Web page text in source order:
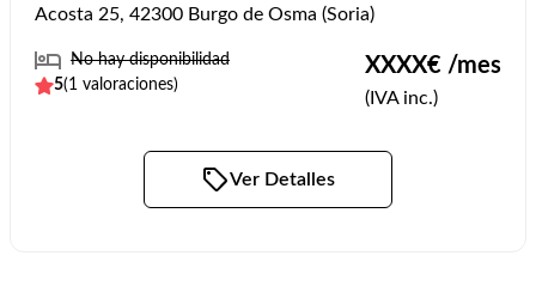
Acosta 25, 42300 Burgo de Osma (Soria)
No hay disponibilidad
5(1 valoraciones)
XXXX€ /mes
(IVA inc.)
Ver Detalles